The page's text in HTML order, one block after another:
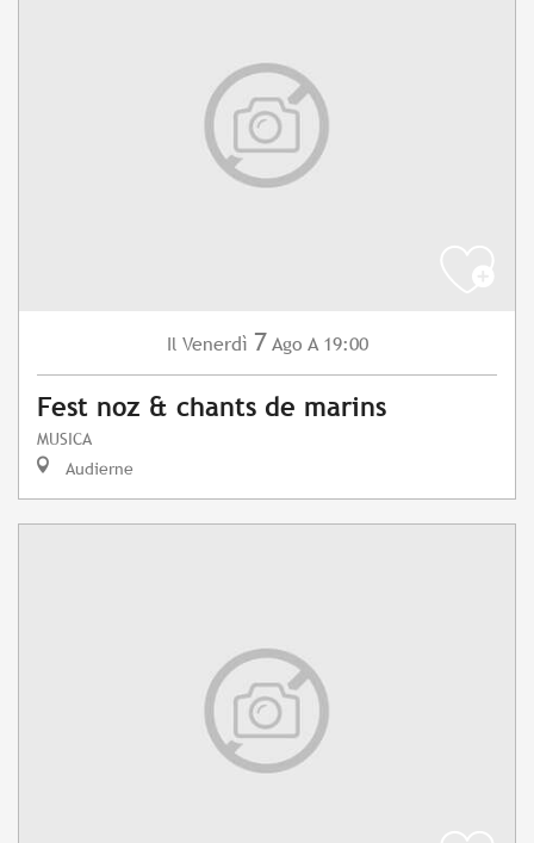
Il Venerdì 7 Ago A 19:00
Fest noz & chants de marins
MUSICA
Audierne